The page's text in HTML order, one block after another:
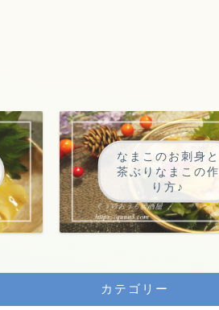
なまこのお刺身と
茶ぶりなまこの作
り方♪
カテゴリー